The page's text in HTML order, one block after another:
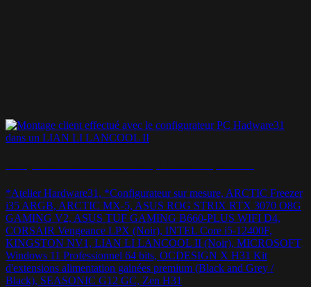
*Atelier Hardware31, *Configurateur sur mesure, ARCTIC Freezer
i35 ARGB, ARCTIC MX-5, ASUS ROG STRIX RTX 3070 O8G
GAMING V2, ASUS TUF GAMING B660-PLUS WIFI D4,
CORSAIR Vengeance LPX (Noir), INTEL Core i5-12400F,
KINGSTON NV1, LIAN LI LANCOOL II (Noir), MICROSOFT
Windows 11 Professionnel 64 bits, OCDESIGN X H31 Kit
d'extensions alimentation gainées premium (Black and Grey /
Black), SEASONIC G12 GC, Zen H31